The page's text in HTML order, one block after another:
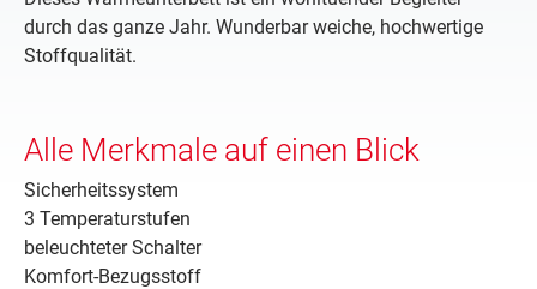
durch das ganze Jahr. Wunderbar weiche, hochwertige
Stoffqualität.
Alle Merkmale auf einen Blick
Sicherheitssystem
3 Temperaturstufen
beleuchteter Schalter
Komfort-Bezugsstoff